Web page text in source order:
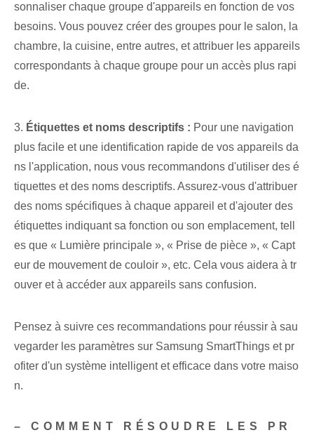
sonnaliser chaque groupe d'appareils en fonction de vos
besoins. Vous pouvez créer des groupes pour le salon, la
chambre, la cuisine, entre autres, et attribuer les appareils
correspondants à chaque groupe pour un accès plus rapi
de.
3. Étiquettes et noms descriptifs : Pour une navigation
plus facile et une identification rapide de vos appareils da
ns l'application, nous vous recommandons d'utiliser des é
tiquettes et des noms descriptifs. Assurez-vous d'attribuer
des noms spécifiques à chaque appareil et d'ajouter des
étiquettes indiquant sa fonction ou son emplacement, tell
es que « Lumière principale », « Prise de pièce », « Capt
eur de mouvement de couloir », etc. Cela vous aidera à tr
ouver et à accéder aux appareils sans confusion.
Pensez à suivre ces recommandations pour réussir à sau
vegarder les paramètres sur Samsung SmartThings et pr
ofiter d'un système intelligent et efficace dans votre maiso
n.
– COMMENT RÉSOUDRE LES PR